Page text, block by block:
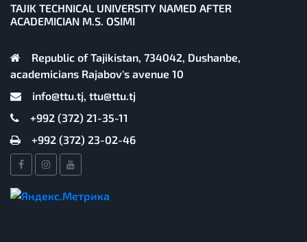
TAJIK TECHNICAL UNIVERSITY NAMED AFTER
ACADEMICIAN M.S. OSIMI
Republic of Tajikistan, 734042, Dushanbe,
academicians Rajabov's avenue 10
info@ttu.tj, ttu@ttu.tj
+992 (372) 21-35-11
+992 (372) 23-02-46